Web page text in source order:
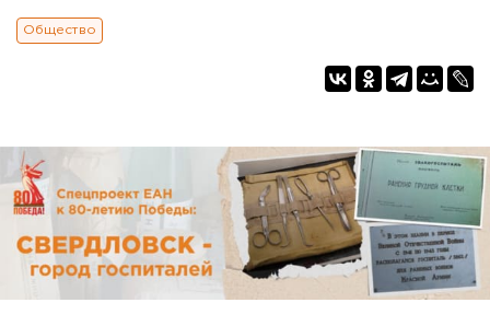
Общество